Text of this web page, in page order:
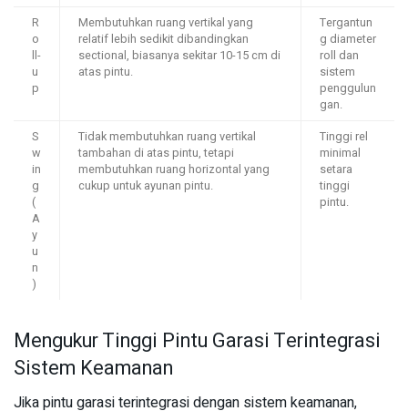
R
o
ll-
u
p
Membutuhkan ruang vertikal yang
relatif lebih sedikit dibandingkan
sectional, biasanya sekitar 10-15 cm di
atas pintu.
Tergantun
g diameter
roll dan
sistem
penggulun
gan.
S
w
in
g
(
A
y
u
n
)
Tidak membutuhkan ruang vertikal
tambahan di atas pintu, tetapi
membutuhkan ruang horizontal yang
cukup untuk ayunan pintu.
Tinggi rel
minimal
setara
tinggi
pintu.
Mengukur Tinggi Pintu Garasi Terintegrasi
Sistem Keamanan
Jika pintu garasi terintegrasi dengan sistem keamanan,